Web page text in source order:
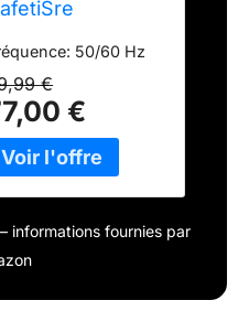
19
rouge inissia
50/60 Hz
€
€
informations fournies par